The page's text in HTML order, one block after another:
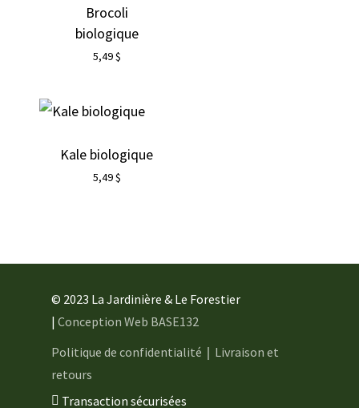
Brocoli
biologique
5,49$
Kale biologique
5,49$
© 2023 La Jardinière & Le Forestier
| Conception Web BASE132
Politique de confidentialité ｜ Livraison et
retours
Transaction sécurisées